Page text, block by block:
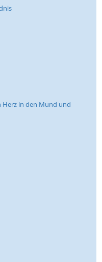
in den Mund und